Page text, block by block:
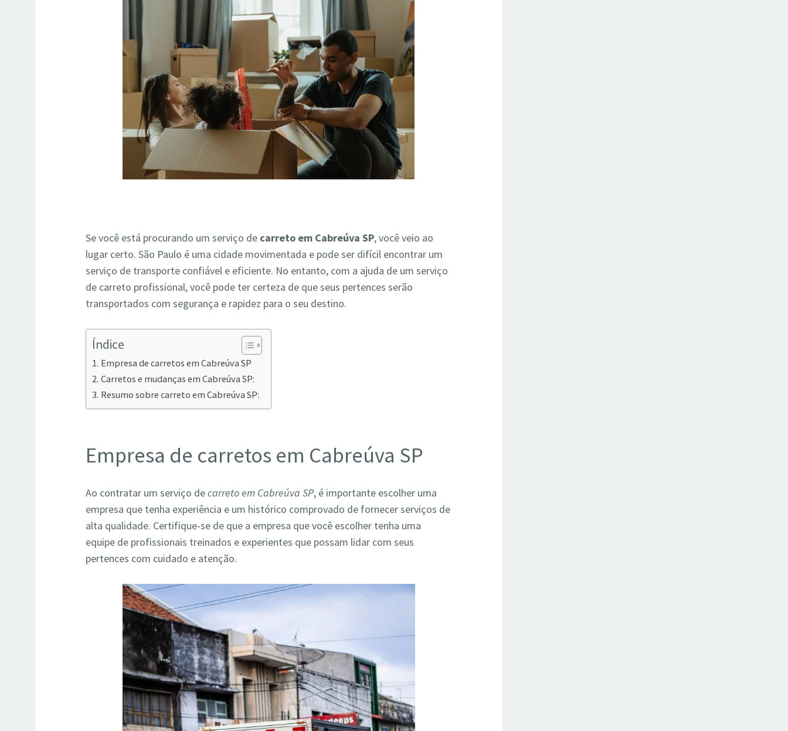
Se você está procurando um serviço de carreto em Cabreúva SP, você veio ao
lugar certo. São Paulo é uma cidade movimentada e pode ser difícil encontrar um
serviço de transporte confiável e eficiente. No entanto, com a ajuda de um serviço
de carreto profissional, você pode ter certeza de que seus pertences serão
transportados com segurança e rapidez para o seu destino.
Índice
Empresa de carretos em Cabreúva SP
Carretos e mudanças em Cabreúva SP:
Resumo sobre carreto em Cabreúva SP:
Empresa de carretos em Cabreúva SP
Ao contratar um serviço decarreto em Cabreúva SP, é importante escolher uma
empresa que tenha experiência e um histórico comprovado de fornecer serviços de
alta qualidade. Certifique-se de que a empresa que você escolher tenha uma
equipe de profissionais treinados e experientes que possam lidar com seus
pertences com cuidado e atenção.